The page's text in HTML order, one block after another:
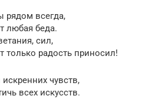
рядом всегда,
любая беда.
сил,
только радость приносил!
чувств,
всех искусств.